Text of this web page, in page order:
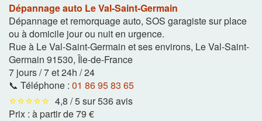
Dépannage auto Le Val-Saint-Germain
Dépannage et remorquage auto, SOS garagiste sur place
ou à domicile jour ou nuit en urgence.
Rue à Le Val-Saint-Germain et ses environs, Le Val-Saint-
Germain 91530, Île-de-France
7 jours / 7 et 24h / 24
📞 Téléphone : 01 86 95 83 65
⭐⭐⭐⭐⭐ 4,8 / 5 sur 536 avis
Prix : à partir de 79 €